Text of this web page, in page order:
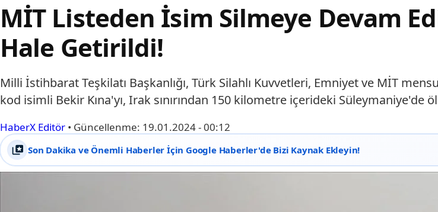
MİT Listeden İsim Silmeye Devam
Hale Getirildi!
Milli İstihbarat Teşkilatı Başkanlığı, Türk Silahlı Kuvvetleri, Emniyet ve MİT
kod isimli Bekir Kına'yı, Irak sınırından 150 kilometre içerideki Süleymaniye'de
HaberX Editör • Güncellenme: 19.01.2024 - 00:12
Son Dakika ve Önemli Haberler İçin Google Haberler'de Bizi Kaynak Ekleyin!